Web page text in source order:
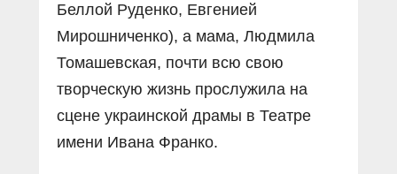
Беллой Руденко, Евгенией
Мирошниченко), а мама, Людмила
Томашевская, почти всю свою
творческую жизнь прослужила на
сцене украинской драмы в Театре
имени Ивана Франко.